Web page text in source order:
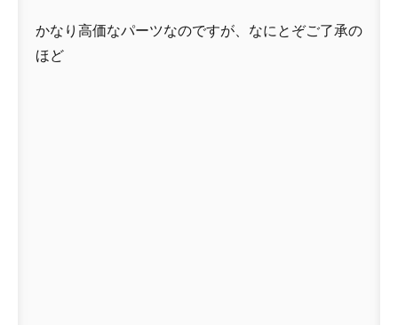
かなり高価なパーツなのですが、なにとぞご了承の
ほど